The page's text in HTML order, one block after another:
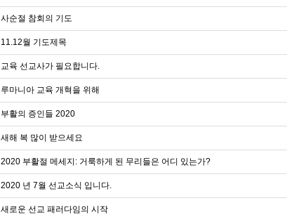
사순절 참회의 기도
11.12월 기도제목
교육 선교사가 필요합니다.
루마니아 교육 개혁을 위해
부활의 증인들 2020
새해 복 많이 받으세요
2020 부활절 메세지: 거룩하게 된 무리들은 어디 있는가?
2020 년 7월 선교소식 입니다.
새로운 선교 패러다임의 시작